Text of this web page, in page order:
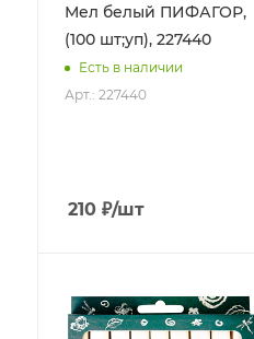
Мел белый ПИФАГОР,
(100 шт;уп), 227440
Есть в наличии
Арт.: 227440
210 ₽/шт